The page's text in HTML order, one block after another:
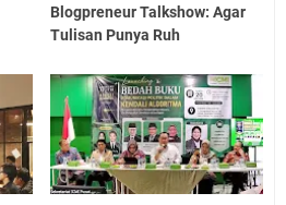
Blogpreneur Talkshow: Agar
Tulisan Punya Ruh